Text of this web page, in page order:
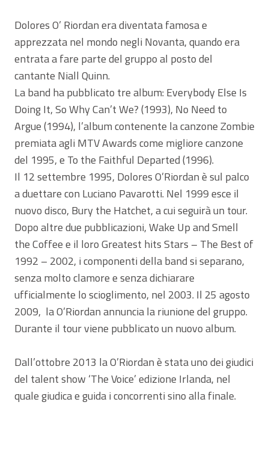
Dolores O’ Riordan era diventata famosa e
apprezzata nel mondo negli Novanta, quando era
entrata a fare parte del gruppo al posto del
cantante Niall Quinn.
La band ha pubblicato tre album: Everybody Else Is
Doing It, So Why Can’t We? (1993), No Need to
Argue (1994), l’album contenente la canzone Zombie
premiata agli MTV Awards come migliore canzone
del 1995, e To the Faithful Departed (1996).
Il 12 settembre 1995, Dolores O’Riordan è sul palco
a duettare con Luciano Pavarotti. Nel 1999 esce il
nuovo disco, Bury the Hatchet, a cui seguirà un tour.
Dopo altre due pubblicazioni, Wake Up and Smell
the Coffee e il loro Greatest hits Stars – The Best of
1992 – 2002, i componenti della band si separano,
senza molto clamore e senza dichiarare
ufficialmente lo scioglimento, nel 2003. Il 25 agosto
2009, la O’Riordan annuncia la riunione del gruppo.
Durante il tour viene pubblicato un nuovo album.
Dall’ottobre 2013 la O’Riordan è stata uno dei giudici
del talent show ‘The Voice’ edizione Irlanda, nel
quale giudica e guida i concorrenti sino alla finale.